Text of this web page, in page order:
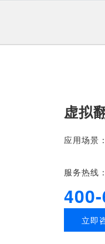
虚拟
应用场景：
服务热线：
立即